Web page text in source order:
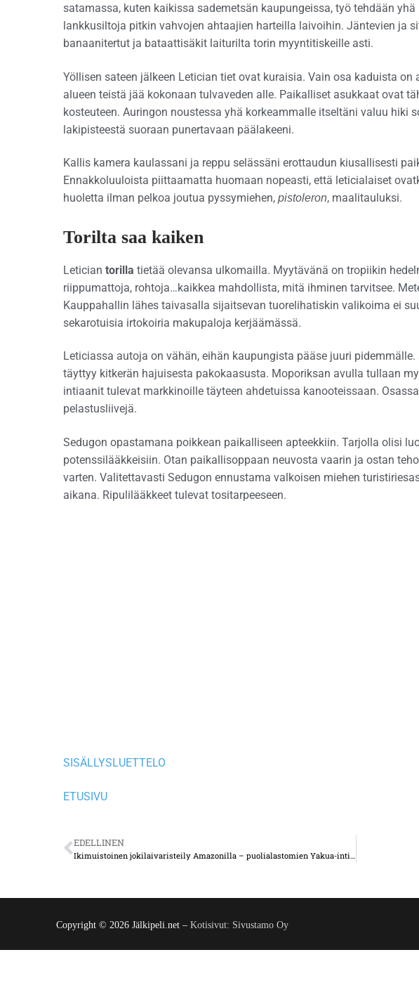
satamassa, kuten kaikissa sademetsän kaupungeissa, työ tehdään
lankkusiltoja pitkin vahvojen ahtaajien harteilla laivoihin. Jäntevien ja
banaanitertut ja bataattisäkit laiturilta torin myyntitiskeille asti.
Yöllisen sateen jälkeen Letician tiet ovat kuraisia. Vain osa kaduista
alueen teistä jää kokonaan tulvaveden alle. Paikalliset asukkaat ovat
kosteuteen. Auringon noustessa yhä korkeammalle itseltäni valuu hiki
lakipisteestä suoraan punertavaan päälakeeni.
Kallis kamera kaulassani ja reppu selässäni erottaudun kiusallisesti
Ennakkoluuloista piittaamatta huomaan nopeasti, että leticialaiset
huoletta ilman pelkoa joutua pyssymiehen, pistoleron, maalitauluksi.
Torilta saa kaiken
Letician torilla tietää olevansa ulkomailla. Myytävänä on tropiikin
riippumattoja, rohtoja…kaikkea mahdollista, mitä ihminen tarvitsee.
Kauppahallin lähes taivasalla sijaitsevan tuorelihatiskin valikoima ei
sekarotuisia irtokoiria makupaloja kerjäämässä.
Leticiassa autoja on vähän, eihän kaupungista pääse juuri
täyttyy kitkerän hajuisesta pakokaasusta. Moporiksan avulla tullaan
intiaanit tulevat markkinoille täyteen ahdetuissa kanooteissaan.
pelastusliivejä.
Sedugon opastamana poikkean paikalliseen apteekkiin. Tarjolla olisi
potenssilääkkeisiin. Otan paikallisoppaan neuvosta vaarin ja ostan
varten. Valitettavasti Sedugon ennustama valkoisen miehen
aikana. Ripulilääkkeet tulevat tositarpeeseen.
SISÄLLYSLUETTELO
ETUSIVU
EDELLINEN
Ikimuistoinen jokilaivaristeily Amazonilla – puolialastomien Yakua-intiaanien vieraana
Copyright © 2026 Jälkipeli.net – Kotisivut: Sivustamo Oy